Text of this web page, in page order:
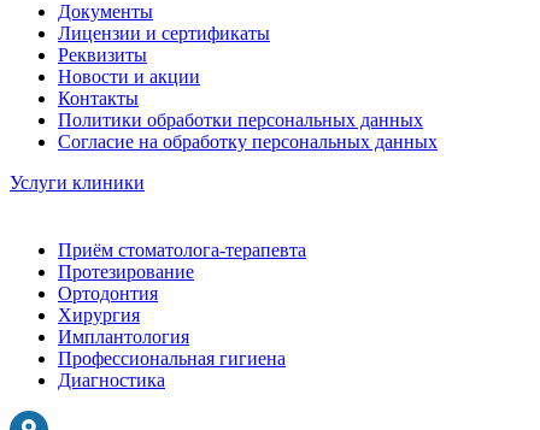
Документы
Лицензии и сертификаты
Реквизиты
Новости и акции
Контакты
Политики обработки персональных данных
Согласие на обработку персональных данных
Услуги клиники
Приём стоматолога-терапевта
Протезирование
Ортодонтия
Хирургия
Имплантология
Профессиональная гигиена
Диагностика